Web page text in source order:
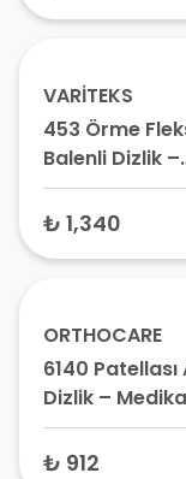
VARİTEKS
453 Örme
Balenli Dizlik –
Medikal Dizlik,
Bağ ve Patella
₺ 1,340
ORTHOCARE
6140 Patellası
Dizlik –
Desteği,
Kireçlenme İçin
₺ 912